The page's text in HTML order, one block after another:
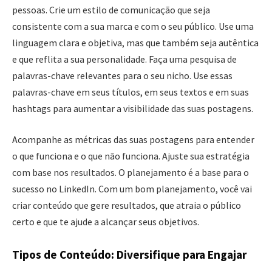
pessoas. Crie um estilo de comunicação que seja
consistente com a sua marca e com o seu público. Use uma
linguagem clara e objetiva, mas que também seja autêntica
e que reflita a sua personalidade. Faça uma pesquisa de
palavras-chave relevantes para o seu nicho. Use essas
palavras-chave em seus títulos, em seus textos e em suas
hashtags para aumentar a visibilidade das suas postagens.
Acompanhe as métricas das suas postagens para entender
o que funciona e o que não funciona. Ajuste sua estratégia
com base nos resultados. O planejamento é a base para o
sucesso no LinkedIn. Com um bom planejamento, você vai
criar conteúdo que gere resultados, que atraia o público
certo e que te ajude a alcançar seus objetivos.
Tipos de Conteúdo: Diversifique para Engajar